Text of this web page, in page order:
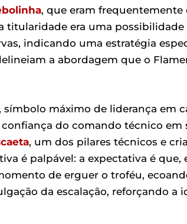
, que eram frequentemente
titularidade era uma
indicando uma estratégia
a abordagem que o
símbolo máximo de liderança em
confiança do comando técnico
, um dos pilares técnicos e
é palpável: a expectativa é
de erguer o troféu,
da escalação, reforçando a